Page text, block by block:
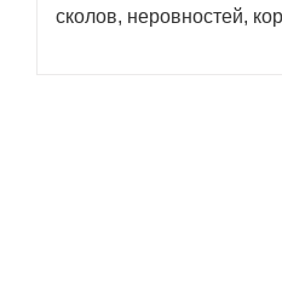
сколов, неровностей,